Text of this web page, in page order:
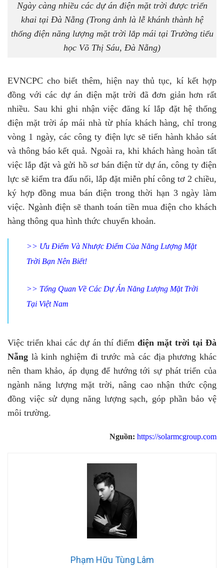
Ngày càng nhiều các dự án điện mặt trời được triển
khai tại Đà Nẵng (Trong ảnh là lễ khánh thành hệ
thống điện năng lượng mặt trời lắp mái tại Trường tiểu
học Võ Thị Sáu, Đà Nẵng)
EVNCPC cho biết thêm, hiện nay thủ tục, kí kết hợp
đồng với các dự án điện mặt trời đã đơn giản hơn rất
nhiều. Sau khi ghi nhận việc đăng kí lắp đặt hệ thống
điện mặt trời áp mái nhà từ phía khách hàng, chỉ trong
vòng 1 ngày, các công ty điện lực sẽ tiến hành khảo sát
và thông báo kết quả. Ngoài ra, khi khách hàng hoàn tất
việc lắp đặt và gửi hồ sơ bán điện từ dự án, công ty điện
lực sẽ kiểm tra đấu nối, lắp đặt miễn phí công tơ 2 chiều,
ký hợp đồng mua bán điện trong thời hạn 3 ngày làm
việc. Ngành điện sẽ thanh toán tiền mua điện cho khách
hàng thông qua hình thức chuyển khoản.
>> Ưu Điểm Và Nhược Điểm Của Năng Lượng Mặt
Trời Bạn Nên Biết!
>> Tổng Quan Về Các Dự Án Năng Lượng Mặt Trời
Tại Việt Nam
Việc triển khai các dự án thí điểm điện mặt trời tại Đà
Nẵng là kinh nghiệm đi trước mà các địa phương khác
nên tham khảo, áp dụng để hướng tới sự phát triển của
ngành năng lượng mặt trời, nâng cao nhận thức cộng
đồng việc sử dụng năng lượng sạch, góp phần bảo vệ
môi trường.
Nguồn: https://solarmcgroup.com
Phạm Hữu Tùng Lâm